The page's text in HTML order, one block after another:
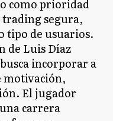
como prioridad
segura,
tipo de usuarios.
de Luis Díaz
incorporar a
motivación,
El jugador
carrera